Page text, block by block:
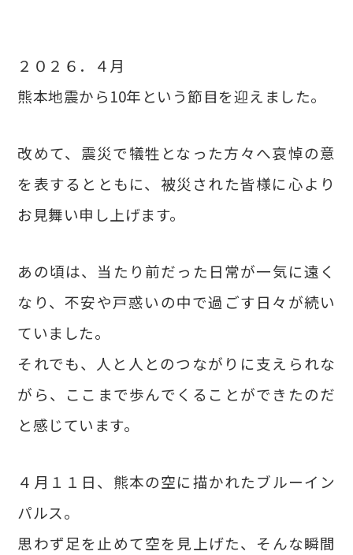
２０２６．４月
熊本地震から10年という節目を迎えました。
改めて、震災で犠牲となった方々へ哀悼の意
を表するとともに、被災された皆様に心より
お見舞い申し上げます。
あの頃は、当たり前だった日常が一気に遠く
なり、不安や戸惑いの中で過ごす日々が続い
ていました。
それでも、人と人とのつながりに支えられな
がら、ここまで歩んでくることができたのだ
と感じています。
４月１１日、熊本の空に描かれたブルーイン
パルス。
思わず足を止めて空を見上げた、そんな瞬間